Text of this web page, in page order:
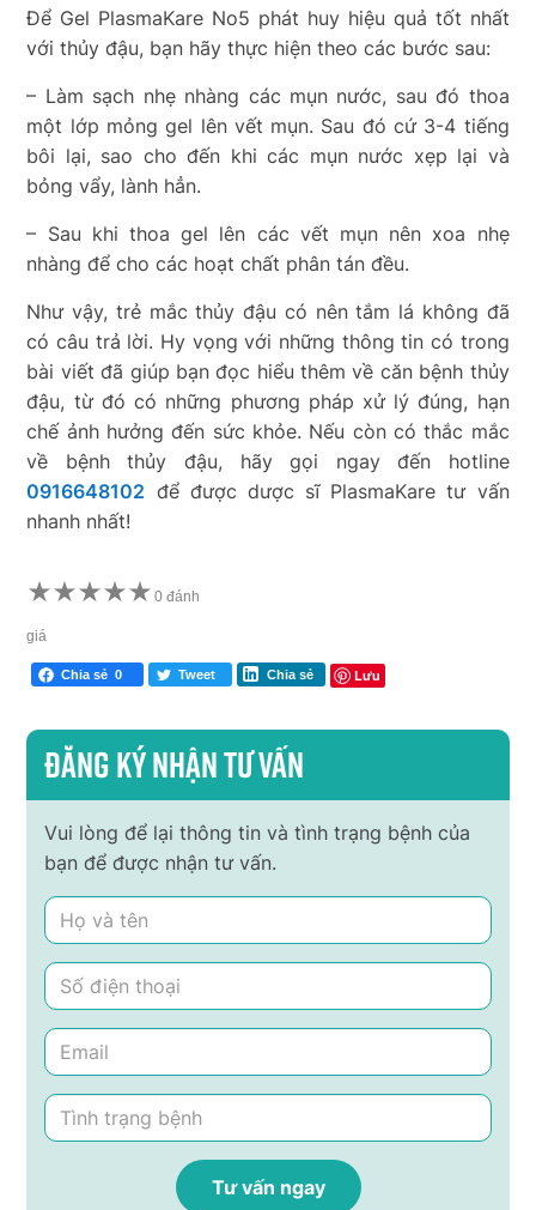
Để Gel PlasmaKare No5 phát huy hiệu quả tốt nhất
với thủy đậu, bạn hãy thực hiện theo các bước sau:
– Làm sạch nhẹ nhàng các mụn nước, sau đó thoa
một lớp mỏng gel lên vết mụn. Sau đó cứ 3-4 tiếng
bôi lại, sao cho đến khi các mụn nước xẹp lại và
bỏng vẩy, lành hẳn.
– Sau khi thoa gel lên các vết mụn nên xoa nhẹ
nhàng để cho các hoạt chất phân tán đều.
Như vậy, trẻ mắc thủy đậu có nên tắm lá không đã
có câu trả lời. Hy vọng với những thông tin có trong
bài viết đã giúp bạn đọc hiểu thêm về căn bệnh thủy
đậu, từ đó có những phương pháp xử lý đúng, hạn
chế ảnh hưởng đến sức khỏe. Nếu còn có thắc mắc
về bệnh thủy đậu, hãy gọi ngay đến hotline
0916648102 để được dược sĩ PlasmaKare tư vấn
nhanh nhất!
★★★★★ 0 đánh
giá
Chia sẻ 0 Tweet Chia sẻ Lưu
Đăng ký nhận tư vấn
Vui lòng để lại thông tin và tình trạng bệnh của
bạn để được nhận tư vấn.